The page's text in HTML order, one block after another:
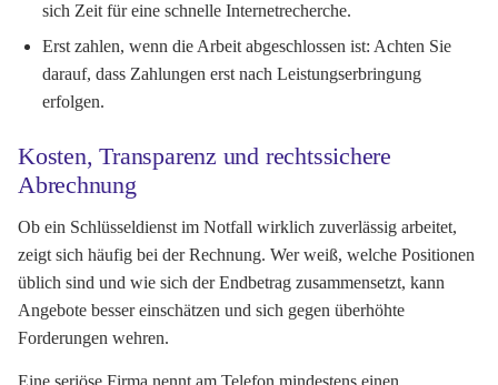
sich Zeit für eine schnelle Internetrecherche.
Erst zahlen, wenn die Arbeit abgeschlossen ist: Achten Sie
darauf, dass Zahlungen erst nach Leistungserbringung
erfolgen.
Kosten, Transparenz und rechtssichere
Abrechnung
Ob ein Schlüsseldienst im Notfall wirklich zuverlässig arbeitet,
zeigt sich häufig bei der Rechnung. Wer weiß, welche Positionen
üblich sind und wie sich der Endbetrag zusammensetzt, kann
Angebote besser einschätzen und sich gegen überhöhte
Forderungen wehren.
Eine seriöse Firma nennt am Telefon mindestens einen